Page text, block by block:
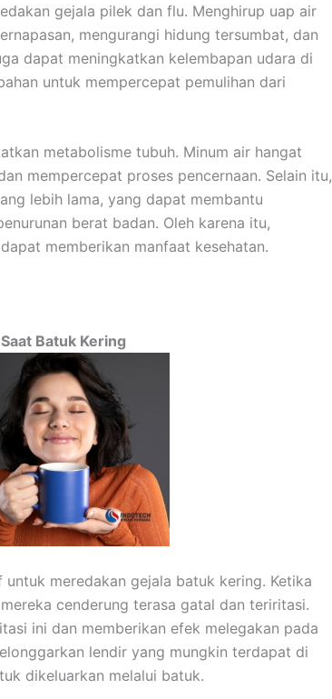
gejala pilek dan flu. Menghirup uap air
mengurangi hidung tersumbat, dan
dapat meningkatkan kelembapan udara di
untuk mempercepat pemulihan dari
metabolisme tubuh. Minum air hangat
mempercepat proses pencernaan. Selain itu,
lebih lama, yang dapat membantu
berat badan. Oleh karena itu,
memberikan manfaat kesehatan.
Batuk Kering
meredakan gejala batuk kering. Ketika
cenderung terasa gatal dan teriritasi.
ini dan memberikan efek melegakan pada
lendir yang mungkin terdapat di
dikeluarkan melalui batuk.